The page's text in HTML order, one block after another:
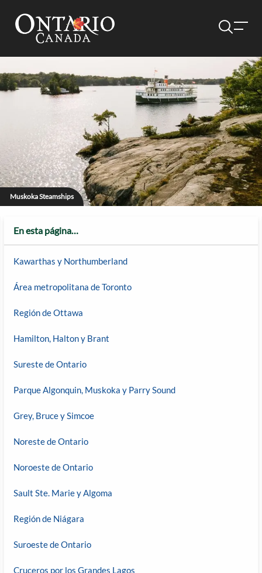
Muskoka Steamships
En esta página…
Kawarthas y Northumberland
Área metropolitana de Toronto
Región de Ottawa
Hamilton, Halton y Brant
Sureste de Ontario
Parque Algonquin, Muskoka y Parry Sound
Grey, Bruce y Simcoe
Noreste de Ontario
Noroeste de Ontario
Sault Ste. Marie y Algoma
Región de Niágara
Suroeste de Ontario
Cruceros por los Grandes Lagos